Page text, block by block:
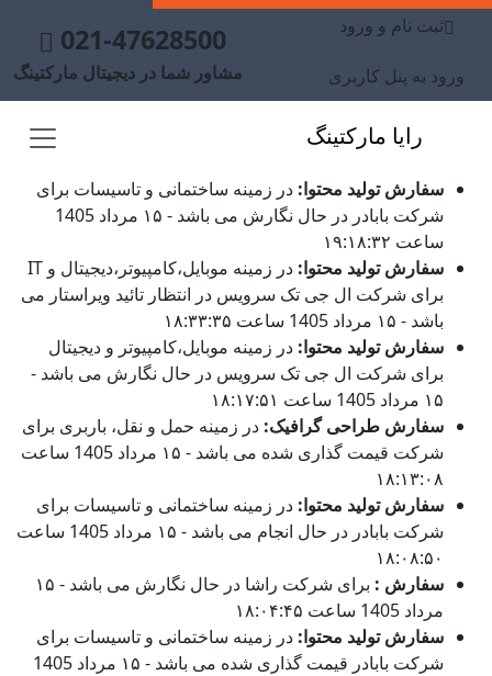
ثبت نام و ورود
ورود به پنل کاربری
021-47628500
مشاور شما در دیجیتال مارکتینگ
رایا مارکتینگ
سفارش تولید محتوا: در زمینه ساختمانی و تاسیسات برای
شرکت بابادر در حال نگارش می باشد - ۱۵ مرداد 1405
ساعت ۱۹:۱۸:۳۲
سفارش تولید محتوا:
در زمینه موبایل،کامپیوتر،دیجیتال و IT
برای شرکت ال جی تک سرویس در انتظار تائید ویراستار می
باشد - ۱۵ مرداد 1405 ساعت ۱۸:۳۳:۳۵
سفارش تولید محتوا: در زمینه موبایل،کامپیوتر و دیجیتال
برای شرکت ال جی تک سرویس در حال نگارش می باشد -
۱۵ مرداد 1405 ساعت ۱۸:۱۷:۵۱
سفارش طراحی گرافیک: در زمینه حمل و نقل، باربری برای
شرکت قیمت گذاری شده می باشد - ۱۵ مرداد 1405 ساعت
۱۸:۱۳:۰۸
سفارش تولید محتوا: در زمینه ساختمانی و تاسیسات برای
شرکت بابادر در حال انجام می باشد - ۱۵ مرداد 1405 ساعت
۱۸:۰۸:۵۰
سفارش :
برای شرکت راشا در حال نگارش می باشد - ۱۵
مرداد 1405 ساعت ۱۸:۰۴:۴۵
سفارش تولید محتوا: در زمینه ساختمانی و تاسیسات برای
شرکت بابادر قیمت گذاری شده می باشد - ۱۵ مرداد 1405